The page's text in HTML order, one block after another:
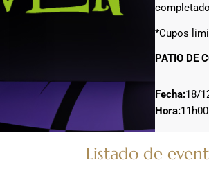
*Cupos
PATIO DE
Fecha:18/
Hora:
Listado de